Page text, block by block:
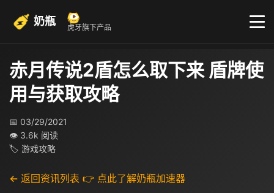
奶瓶 虎牙旗下产品
赤月传说2盾怎么取下来 盾牌使
用与获取攻略
📅 03/29/2021
👁 3.6k 阅读
🏷 游戏攻略
← 返回资讯列表 👉 点此了解奶瓶加速器